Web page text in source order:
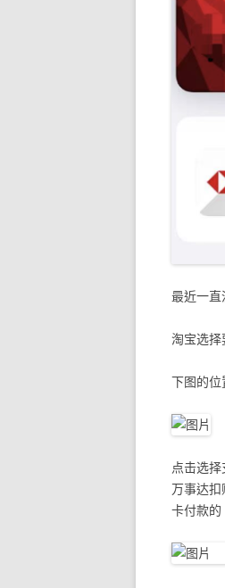
最近一直
淘宝选择
下图的位
点击选
万事达扣
卡付款的